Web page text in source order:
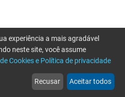
web
Notícias
more_horiz
Mais
experiência a mais agradável
neste site, você assume
Cookies e Política de privacidade
Recusar Aceitar todos
favor tente novamente